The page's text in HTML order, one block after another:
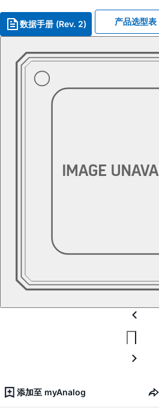
数据手册 (Rev. 2) 产品选型表
添加至 myAnalog